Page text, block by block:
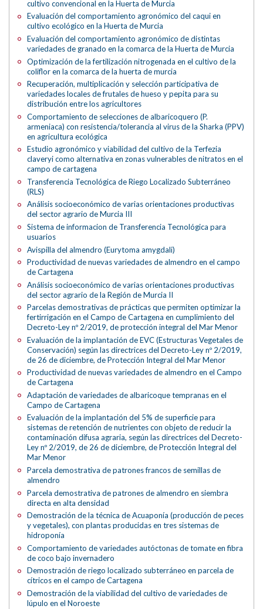
cultivo convencional en la Huerta de Murcia
Evaluación del comportamiento agronómico del caqui en
cultivo ecológico en la Huerta de Murcia
Evaluación del comportamiento agronómico de distintas
variedades de granado en la comarca de la Huerta de Murcia
Optimización de la fertilización nitrogenada en el cultivo de la
coliflor en la comarca de la huerta de murcia
Recuperación, multiplicación y selección participativa de
variedades locales de frutales de hueso y pepita para su
distribución entre los agricultores
Comportamiento de selecciones de albaricoquero (P.
armeniaca) con resistencia/tolerancia al virus de la Sharka (PPV)
en agricultura ecológica
Estudio agronómico y viabilidad del cultivo de la Terfezia
claveryi como alternativa en zonas vulnerables de nitratos en el
campo de cartagena
Transferencia Tecnológica de Riego Localizado Subterráneo
(RLS)
Análisis socioeconómico de varias orientaciones productivas
del sector agrario de Murcia III
Sistema de informacion de Transferencia Tecnológica para
usuarios
Avispilla del almendro (Eurytoma amygdali)
Productividad de nuevas variedades de almendro en el campo
de Cartagena
Análisis socioeconómico de varias orientaciones productivas
del sector agrario de la Región de Murcia II
Parcelas demostrativas de prácticas que permiten optimizar la
fertirrigación en el Campo de Cartagena en cumplimiento del
Decreto-Ley nº 2/2019, de protección integral del Mar Menor
Evaluación de la implantación de EVC (Estructuras Vegetales de
Conservación) según las directrices del Decreto-Ley nº 2/2019,
de 26 de diciembre, de Protección Integral del Mar Menor
Productividad de nuevas variedades de almendro en el Campo
de Cartagena
Adaptación de variedades de albaricoque tempranas en el
Campo de Cartagena
Evaluación de la implantación del 5% de superficie para
sistemas de retención de nutrientes con objeto de reducir la
contaminación difusa agraria, según las directrices del Decreto-
Ley nº 2/2019, de 26 de diciembre, de Protección Integral del
Mar Menor
Parcela demostrativa de patrones francos de semillas de
almendro
Parcela demostrativa de patrones de almendro en siembra
directa en alta densidad
Demostración de la técnica de Acuaponía (producción de peces
y vegetales), con plantas producidas en tres sistemas de
hidroponía
Comportamiento de variedades autóctonas de tomate en fibra
de coco bajo invernadero
Demostración de riego localizado subterráneo en parcela de
cítricos en el campo de Cartagena
Demostración de la viabilidad del cultivo de variedades de
lúpulo en el Noroeste